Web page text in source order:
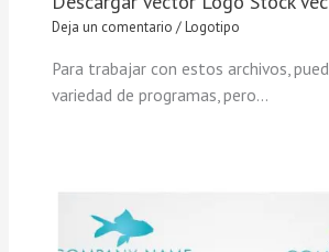
Deja un comentario /Logotipo
Para trabajar con estos archivos,
variedad de programas, pero…